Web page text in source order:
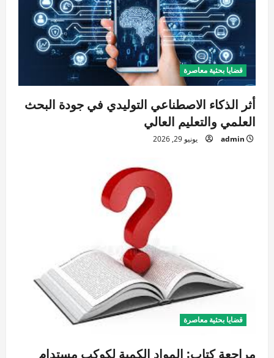
ا
ت
قضايا بحثية معاصرة
أثر الذكاء الاصطناعي التوليدي في جودة البحث
العلمي والتعليم العالي
admin يونيو 29, 2026
قضايا بحثية معاصرة
مراجعة كتاب: المواد الكمية لكوكب مستدام